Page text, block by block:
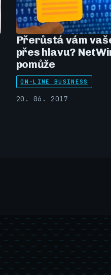
Přerůstá vám
přes hlavu?
pomůže
ON-LINE BUSINESS
20. 06. 2017